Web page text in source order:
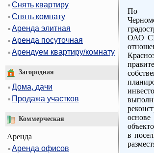
Снять квартиру
Снять комнату
Аренда элитная
Аренда посуточная
Арендуем квартиру/комнату
Загородная
Дома, дачи
Продажа участков
Коммерческая
Аренда
Аренда офисов
По
ОАО
в